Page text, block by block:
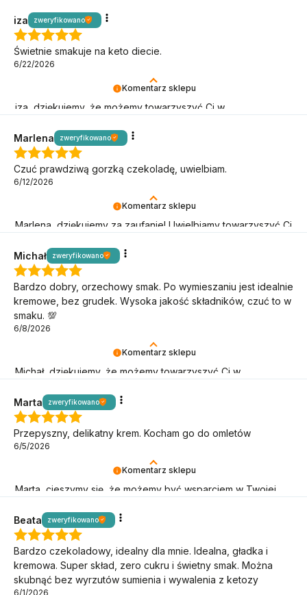
Komentarz sklepu
iza, dziękujemy, że możemy towarzyszyć Ci w
iza zweryfikowano
Świetnie smakuje na keto diecie.
6/22/2026
Komentarz sklepu
Marlena, dziękujemy za zaufanie! Uwielbiamy towarzyszyć Ci
Marlena zweryfikowano
Czuć prawdziwą gorzką czekoladę, uwielbiam.
6/12/2026
Komentarz sklepu
Michał, dziękujemy, że możemy towarzyszyć Ci w
Michał zweryfikowano
Bardzo dobry, orzechowy smak. Po wymieszaniu jest idealnie
kremowe, bez grudek. Wysoka jakość składników, czuć to w
smaku. 💯
6/8/2026
Komentarz sklepu
Marta, cieszymy się, że możemy być wsparciem w Twojej
Marta zweryfikowano
Przepyszny, delikatny krem. Kocham go do omletów
6/5/2026
Beata zweryfikowano
Bardzo czekoladowy, idealny dla mnie. Idealna, gładka i
kremowa. Super skład, zero cukru i świetny smak. Można
skubnąć bez wyrzutów sumienia i wywalenia z ketozy
6/1/2026